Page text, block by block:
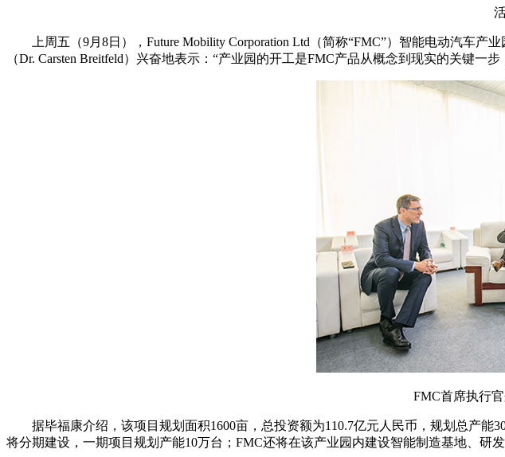
上周五（9月8日），Future Mobility Corporation Ltd（简称“FMC”）智能电动汽车
（Dr. Carsten Breitfeld）兴奋地表示：“产业园的开工是FMC产品从概念到现实的关键
FMC首席执行
据毕福康介绍，该项目规划面积1600亩，总投资额为110.7亿元人民币，规划总产
将分期建设，一期项目规划产能10万台；FMC还将在该产业园内建设智能制造基地、研发